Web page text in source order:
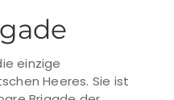
einzige
Heeres. Sie ist